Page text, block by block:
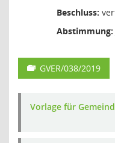
Beschluss:
Abstimmung:
GVER/038/2019
Vorlage für